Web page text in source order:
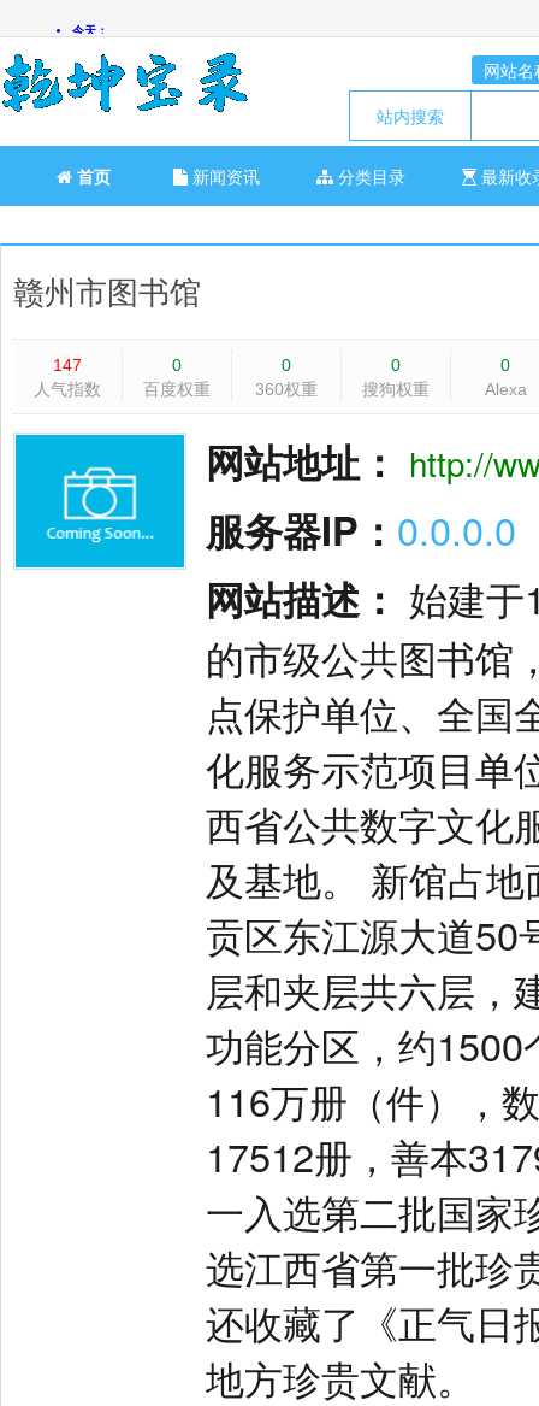
网站名
站内搜索
首页 新闻资讯 分类目录 最新收
赣州市图书馆
147
人气指数
0
百度权重
0
360权重
0
搜狗权重
0
Alexa
网站地址： http://
服务器IP： 0.0.0.0
网站描述： 始建于
的市级公共图书馆
点保护单位、全国
化服务示范项目单
西省公共数字文化
及基地。 新馆占
贡区东江源大道50
层和夹层共六层，
功能分区，约
116万册（件），
17512册，善本
一入选第二批国家
选江西省第一批珍
还收藏了《正气日
地方珍贵文献。